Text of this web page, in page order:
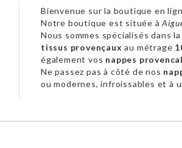
Bienvenue sur la boutique en
Notre boutique est située à
Nous sommes spécialisés dans
tissus provençaux au métrage
également vos nappes
Ne passez pas à côté de nos
ou modernes, infroissables et à